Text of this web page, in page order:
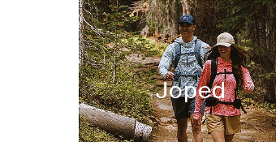
Joped